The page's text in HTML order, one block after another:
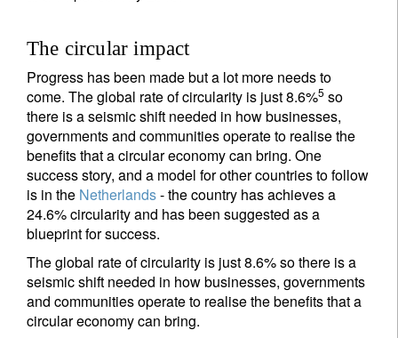
The circular impact
Progress has been made but a lot more needs to
come. The global rate of circularity is just 8.6%5 so
there is a seismic shift needed in how businesses,
governments and communities operate to realise the
benefits that a circular economy can bring. One
success story, and a model for other countries to follow
is in the Netherlands- the country has achieves a
24.6% circularity and has been suggested as a
blueprint for success.
The global rate of circularity is just 8.6% so there is a
seismic shift needed in how businesses, governments
and communities operate to realise the benefits that a
circular economy can bring.